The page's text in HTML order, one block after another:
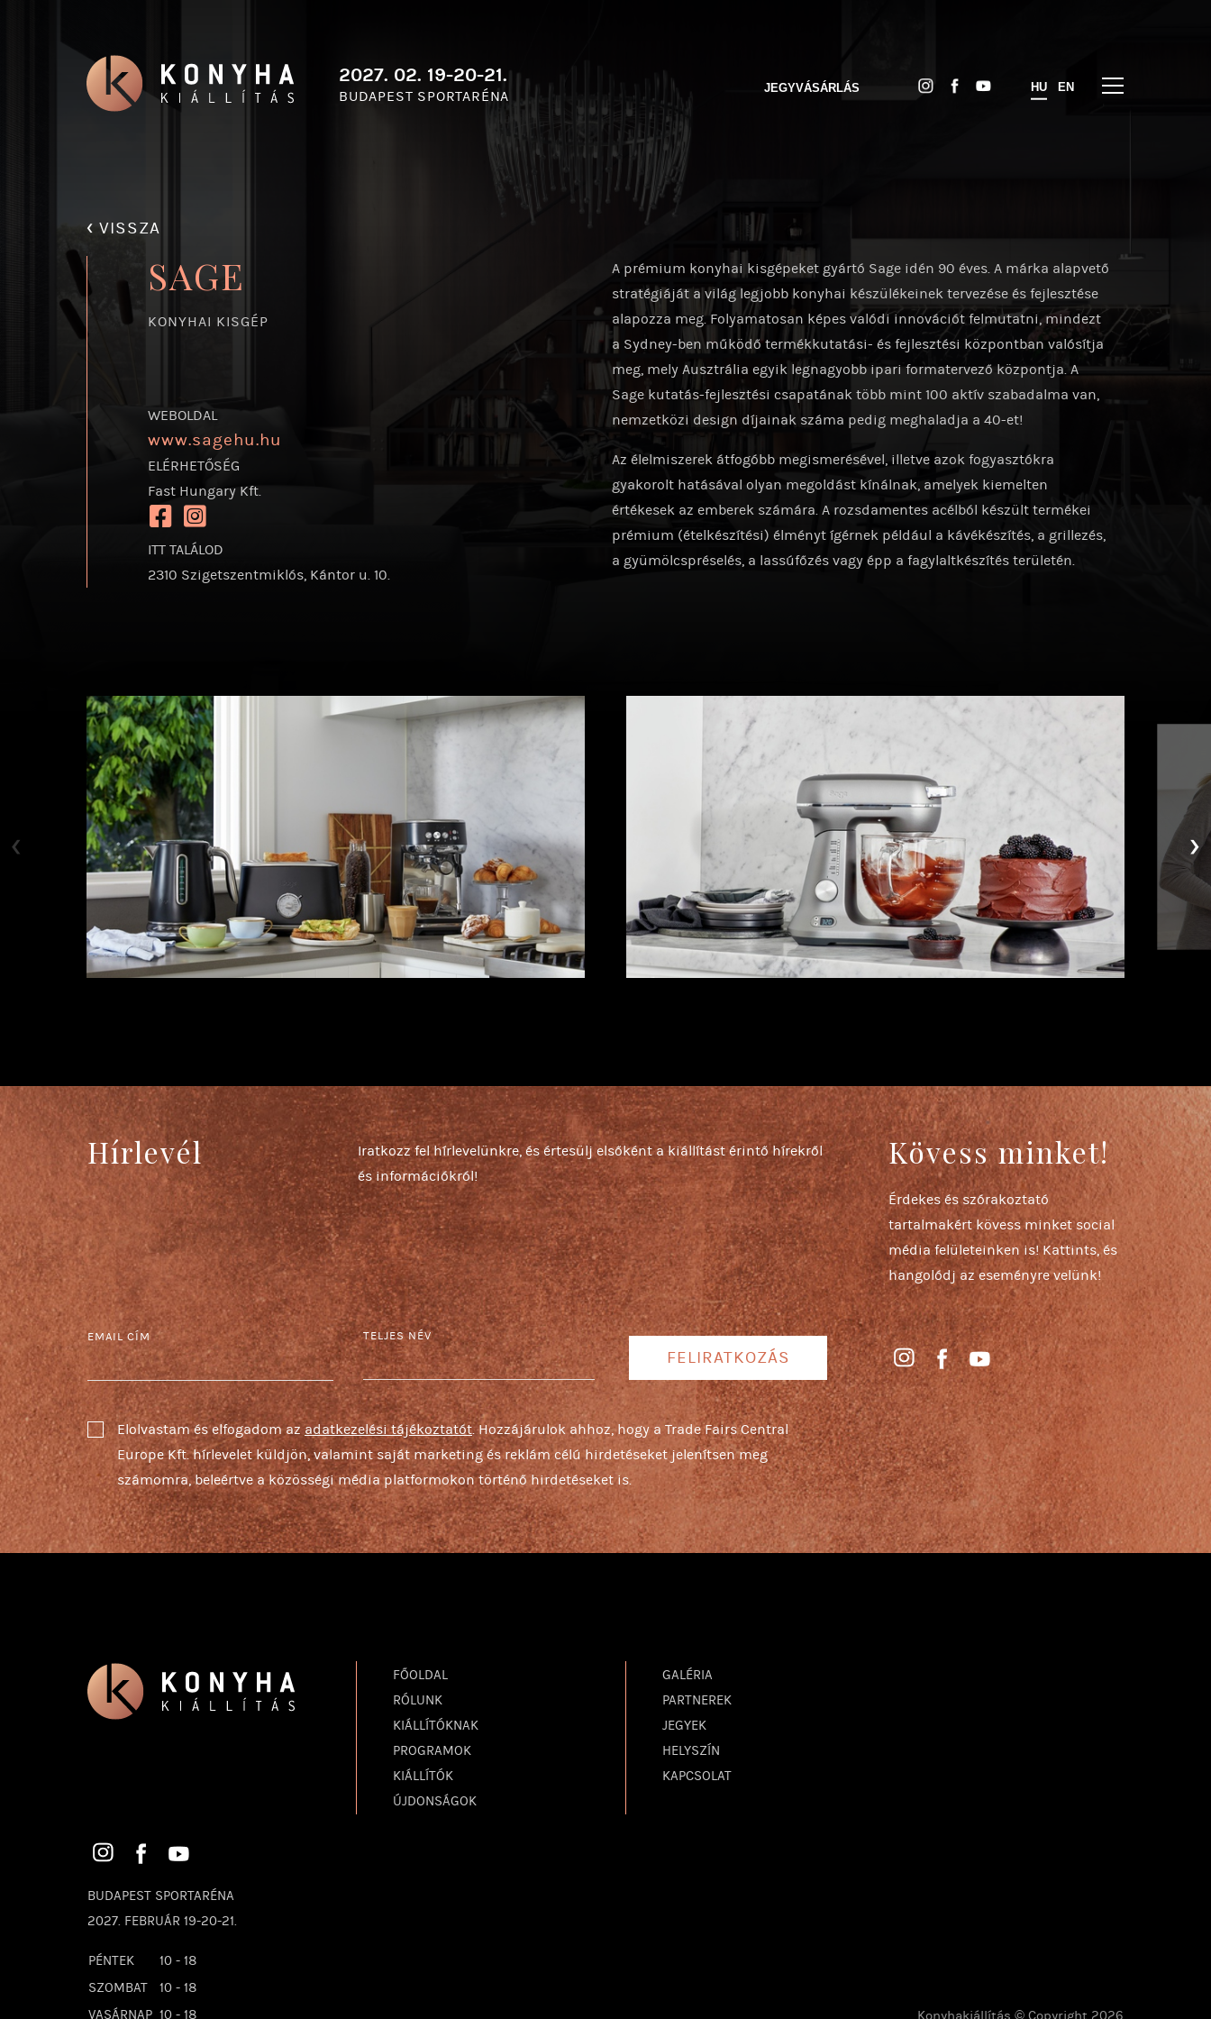
2027. 02. 19-20-21.
BUDAPEST SPORTARÉNA
JEGYVÁSÁRLÁS HU EN
‹ VISSZA
SAGE
KONYHAI KISGÉP
A prémium konyhai kisgépeket gyártó Sage idén 90 éves. A márka alapvető
stratégiáját a világ legjobb konyhai készülékeinek tervezése és fejlesztése
alapozza meg. Folyamatosan képes valódi innovációt felmutatni, mindezt
a Sydney-ben működő termékkutatási- és fejlesztési központban valósítja
meg, mely Ausztrália egyik legnagyobb ipari formatervező központja. A
Sage kutatás-fejlesztési csapatának több mint 100 aktív szabadalma van,
nemzetközi design díjainak száma pedig meghaladja a 40-et!
Az élelmiszerek átfogóbb megismerésével, illetve azok fogyasztókra
gyakorolt hatásával olyan megoldást kínálnak, amelyek kiemelten
értékesek az emberek számára. A rozsdamentes acélból készült termékei
prémium (ételkészítési) élményt ígérnek például a kávékészítés, a grillezés,
a gyümölcspréselés, a lassúfőzés vagy épp a fagylaltkészítés területén.
WEBOLDAL
www.sagehu.hu
ELÉRHETŐSÉG
Fast Hungary Kft.
https://www.facebook.com/sagehungary
https://www.instagram.com/sage_hungary/
ITT TALÁLOD
2310 Szigetszentmiklós, Kántor u. 10.
‹ ›
Hírlevél
Iratkozz fel hírlevelünkre, és értesülj elsőként a kiállítást érintő hírekről
és információkról!
Kövess minket!
Érdekes és szórakoztató
tartalmakért kövess minket social
média felületeinken is! Kattints, és
hangolódj az eseményre velünk!
EMAIL CÍM TELJES NÉV
FELIRATKOZÁS
Elolvastam és elfogadom azadatkezelési tájékoztatót. Hozzájárulok ahhoz, hogy a Trade Fairs Central
Europe Kft. hírlevelet küldjön, valamint saját marketing és reklám célú hirdetéseket jelenítsen meg
számomra, beleértve a közösségi média platformokon történő hirdetéseket is.
FŐOLDAL
RÓLUNK
KIÁLLÍTÓKNAK
PROGRAMOK
KIÁLLÍTÓK
ÚJDONSÁGOK
GALÉRIA
PARTNEREK
JEGYEK
HELYSZÍN
KAPCSOLAT
BUDAPEST SPORTARÉNA
2027. FEBRUÁR 19-20-21.
PÉNTEK
10 - 18
SZOMBAT
10 - 18
VASÁRNAP 10 - 18 Konyhakiállítás © Copyright 2026